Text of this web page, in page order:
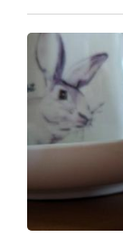
молочка, а
пиона,
грустью,
также был